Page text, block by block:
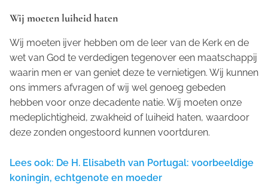
Wij moeten luiheid haten
Wij moeten ijver hebben om de leer van de Kerk en de
wet van God te verdedigen tegenover een maatschappij
waarin men er van geniet deze te vernietigen. Wij kunnen
ons immers afvragen of wij wel genoeg gebeden
hebben voor onze decadente natie. Wij moeten onze
medeplichtigheid, zwakheid of luiheid haten, waardoor
deze zonden ongestoord kunnen voortduren.
Lees ook: De H. Elisabeth van Portugal: voorbeeldige
koningin, echtgenote en moeder